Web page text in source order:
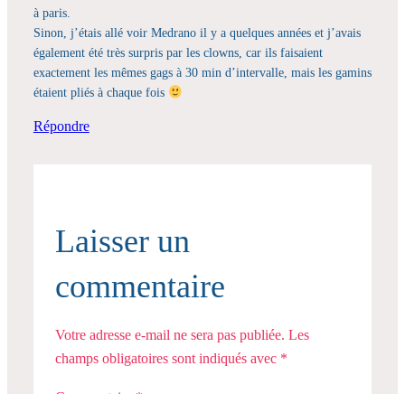
à paris.
Sinon, j’étais allé voir Medrano il y a quelques années et j’avais
également été très surpris par les clowns, car ils faisaient
exactement les mêmes gags à 30 min d’intervalle, mais les gamins
étaient pliés à chaque fois
Répondre
Laisser un
commentaire
Votre adresse e-mail ne sera pas publiée. Les
champs obligatoires sont indiqués avec *